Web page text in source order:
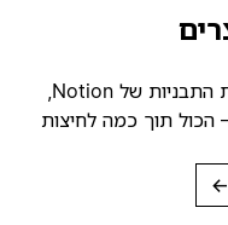
להעלות את התבנית שלכם לגלריית התבניות של Notion,
תוך כמה לחיצות